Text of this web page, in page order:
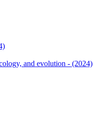
and evolution - (2024)